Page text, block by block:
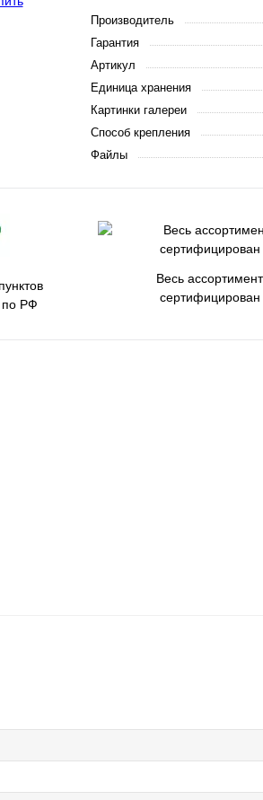
Производитель
Гарантия
Артикул
Единица хранения
Картинки галереи
Способ крепления
Файлы
по РФ
Весь ассортимент
сертифицирован